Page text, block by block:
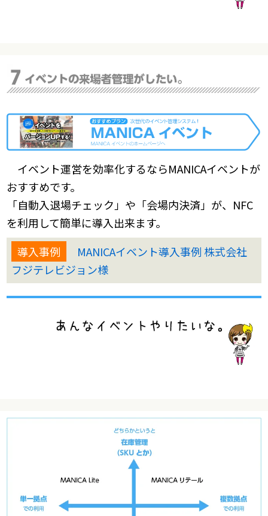
イベント運営を効率化するならMANICAイベントが
おすすめです。
「自動入退場チェック」や「会場内決済」が、NFC
を利用して簡単に導入出来ます。
導入事例
MANICAイベント導入事例 株式会社
フジテレビジョン様